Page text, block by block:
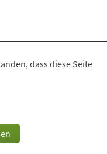
dass diese Seite